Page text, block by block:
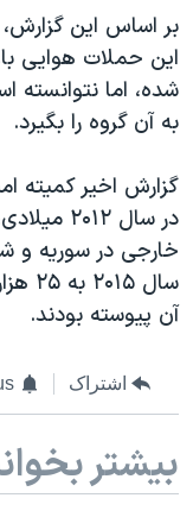
تریبونال مردمی آبان ۹۸
دادگاه حمید نوری
چهل سال گروگان‌گیری
اعتراضات مردمی آبان
اسرائیل در جنگ
نرگس محمدی برنده
همایش محافظه‌کاران
صفحه‌های ویژه
سفر پرزیدنت ترامپ
بر اساس این
اين حملات هوايی
شده، اما
به آن گروه را بگيرد.
گزارش اخير کميته
خارجی در سوريه و
آن پيوسته بودند.
اشتراک
بیشتر